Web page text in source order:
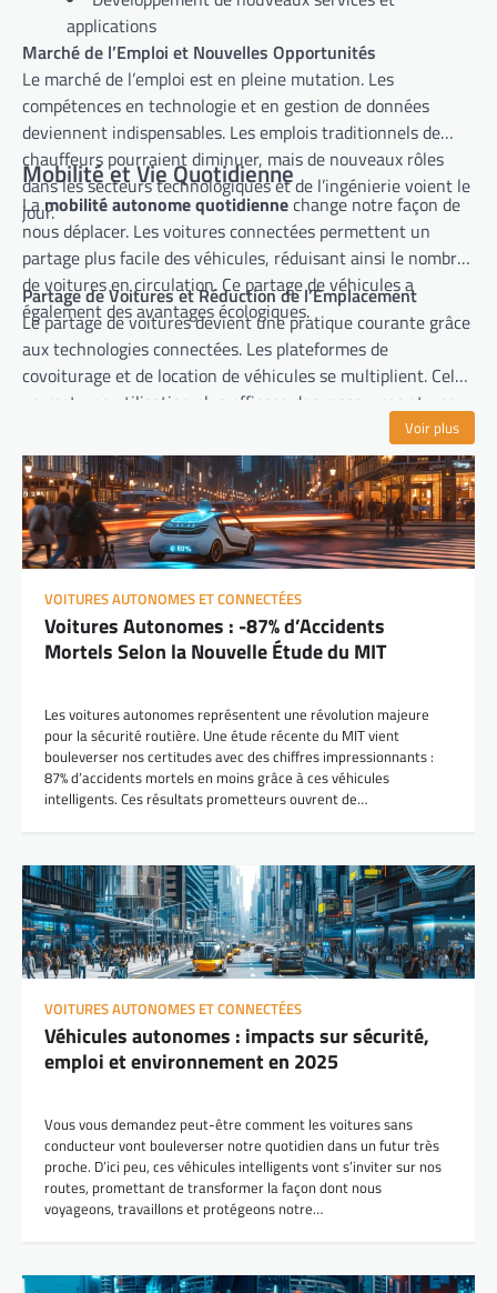
applications
Marché de l’Emploi et Nouvelles Opportunités
Le marché de l’emploi est en pleine mutation. Les
compétences en technologie et en gestion de données
deviennent indispensables. Les emplois traditionnels de
chauffeurs pourraient diminuer, mais de nouveaux rôles
dans les secteurs technologiques et de l’ingénierie voient le
jour.
Mobilité et Vie Quotidienne
Lamobilité autonome quotidiennechange notre façon de
nous déplacer. Les voitures connectées permettent un
partage plus facile des véhicules, réduisant ainsi le nombre
de voitures en circulation. Ce partage de véhicules a
également des avantages écologiques.
Partage de Voitures et Réduction de l’Emplacement
Le partage de voitures devient une pratique courante grâce
aux technologies connectées. Les plateformes de
covoiturage et de location de véhicules se multiplient. Cela
permet une utilisation plus efficace des ressources et une
réduction du nombre de voitures en stationnement. La
mobilité devient ainsi plus fluide et accessible à tous.
Voir plus
VOITURES AUTONOMES ET CONNECTÉES
Voitures Autonomes : -87% d’Accidents
Mortels Selon la Nouvelle Étude du MIT
Les voitures autonomes représentent une révolution majeure
pour la sécurité routière. Une étude récente du MIT vient
bouleverser nos certitudes avec des chiffres impressionnants :
87% d’accidents mortels en moins grâce à ces véhicules
intelligents. Ces résultats prometteurs ouvrent de…
VOITURES AUTONOMES ET CONNECTÉES
Véhicules autonomes : impacts sur sécurité,
emploi et environnement en 2025
Vous vous demandez peut-être comment les voitures sans
conducteur vont bouleverser notre quotidien dans un futur très
proche. D’ici peu, ces véhicules intelligents vont s’inviter sur nos
routes, promettant de transformer la façon dont nous
voyageons, travaillons et protégeons notre…